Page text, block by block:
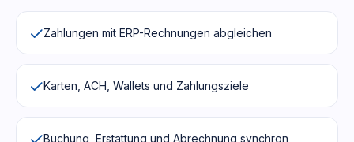
Zahlungen mit ERP-Rechnungen abgleichen
Karten, ACH, Wallets und Zahlungsziele
Buchung, Erstattung und Abrechnung synchron